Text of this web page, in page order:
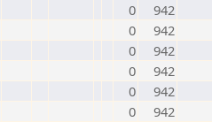
0
942
0
942
0
942
0
942
0
942
0
942